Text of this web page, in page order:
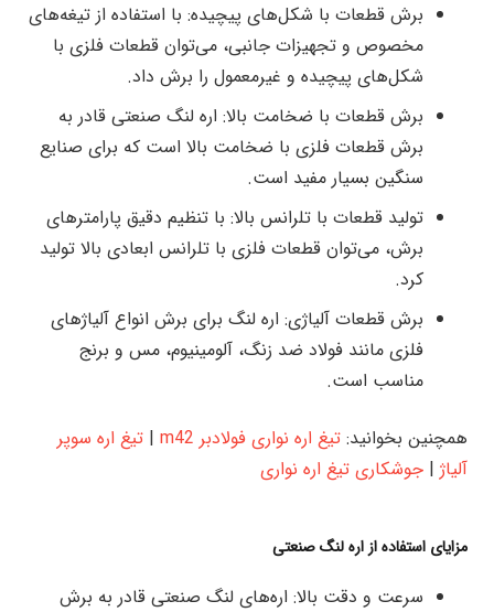
برش قطعات با شکل‌های پیچیده: با استفاده از تیغه‌های
مخصوص و تجهیزات جانبی، می‌توان قطعات فلزی با
شکل‌های پیچیده و غیرمعمول را برش داد.
برش قطعات با ضخامت بالا: اره لنگ صنعتی قادر به
برش قطعات فلزی با ضخامت بالا است که برای صنایع
سنگین بسیار مفید است.
تولید قطعات با تلرانس بالا: با تنظیم دقیق پارامترهای
برش، می‌توان قطعات فلزی با تلرانس ابعادی بالا تولید
کرد.
برش قطعات آلیاژی: اره لنگ برای برش انواع آلیاژهای
فلزی مانند فولاد ضد زنگ، آلومینیوم، مس و برنج
مناسب است.
همچنین بخوانید: تیغ اره نواری فولادبر m42 | تیغ اره سوپر
آلیاژ | جوشکاری تیغ اره نواری
مزایای استفاده از اره لنگ صنعتی
سرعت و دقت بالا: اره‌های لنگ صنعتی قادر به برش